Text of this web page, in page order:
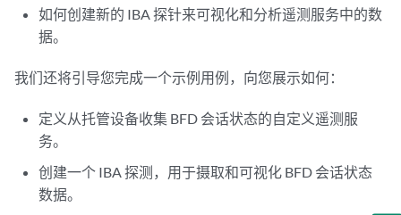
如何创建新的 IBA 探针来可视化和分析遥测服务中的数
据。
我们还将引导您完成一个示例用例，向您展示如何：
定义从托管设备收集 BFD 会话状态的自定义遥测服
务。
创建一个 IBA 探测，用于摄取和可视化 BFD 会话状态
数据。